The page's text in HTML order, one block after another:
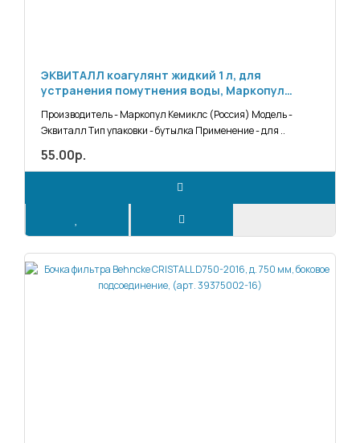
ЭКВИТАЛЛ коагулянт жидкий 1 л, для
устранения помутнения воды, Маркопул
Производитель - Маркопул Кемиклс (Россия) Модель -
Эквиталл Тип упаковки - бутылка Применение - для ..
55.00р.